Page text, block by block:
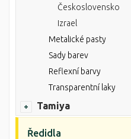
Československo
Izrael
Metalické pasty
Sady barev
Reflexní barvy
Transparentní laky
Tamiya
Ředidla